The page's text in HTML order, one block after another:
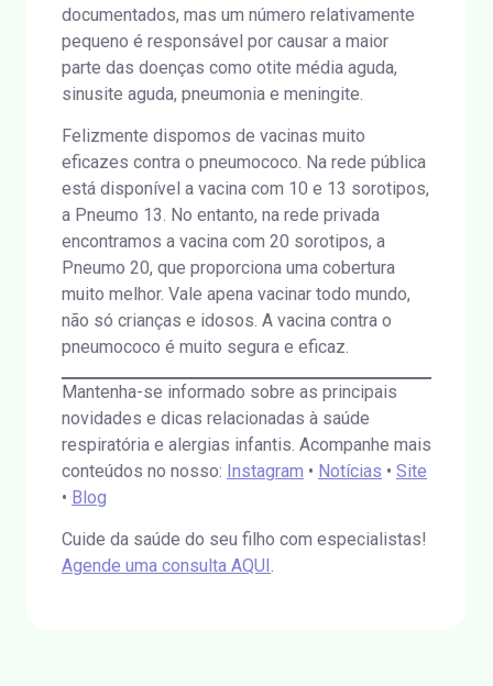
documentados, mas um número relativamente
pequeno é responsável por causar a maior
parte das doenças como otite média aguda,
sinusite aguda, pneumonia e meningite.
Felizmente dispomos de vacinas muito
eficazes contra o pneumococo. Na rede pública
está disponível a vacina com 10 e 13 sorotipos,
a Pneumo 13. No entanto, na rede privada
encontramos a vacina com 20 sorotipos, a
Pneumo 20, que proporciona uma cobertura
muito melhor. Vale apena vacinar todo mundo,
não só crianças e idosos. A vacina contra o
pneumococo é muito segura e eficaz.
Mantenha-se informado sobre as principais
novidades e dicas relacionadas à saúde
respiratória e alergias infantis. Acompanhe mais
conteúdos no nosso: Instagram • Notícias • Site
• Blog
Cuide da saúde do seu filho com especialistas!
Agende uma consulta AQUI.